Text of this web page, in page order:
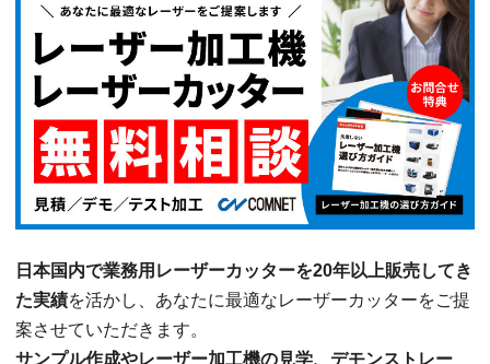
日本国内で業務用レーザーカッターを20年以上販売してき
た実績を活かし、あなたに最適なレーザーカッターをご提
案させていただきます。
サンプル作成やレーザー加工機の見学、デモンストレー